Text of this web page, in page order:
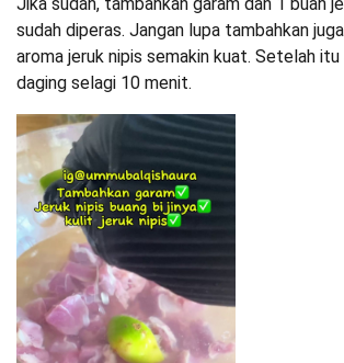
Jika sudah, tambahkan garam dan 1 buah
sudah diperas. Jangan lupa tambahkan
aroma jeruk nipis semakin kuat. Setelah itu
daging selagi 10 menit.